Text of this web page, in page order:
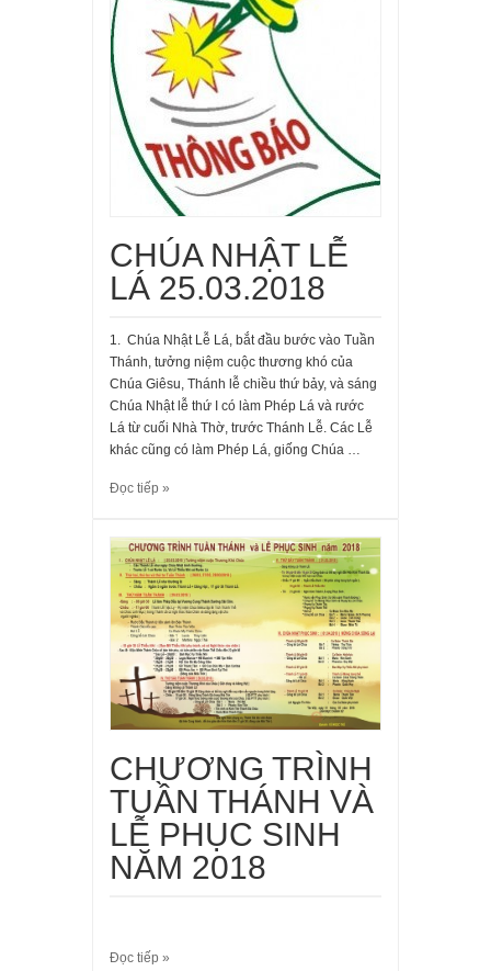
CHÚA NHẬT LỄ
LÁ 25.03.2018
1. Chúa Nhật Lễ Lá, bắt đầu bước vào Tuần
Thánh, tưởng niệm cuộc thương khó của
Chúa Giêsu, Thánh lễ chiều thứ bảy, và sáng
Chúa Nhật lễ thứ I có làm Phép Lá và rước
Lá từ cuối Nhà Thờ, trước Thánh Lễ. Các Lễ
khác cũng có làm Phép Lá, giống Chúa …
Đọc tiếp »
CHƯƠNG TRÌNH
TUẦN THÁNH VÀ
LỄ PHỤC SINH
NĂM 2018
Đọc tiếp »